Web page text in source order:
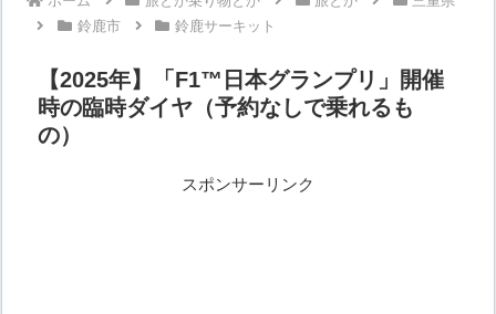
鈴鹿市
鈴鹿サーキット
【2025年】「F1™️日本グランプリ」開催
時の臨時ダイヤ（予約なしで乗れるも
の）
スポンサーリンク